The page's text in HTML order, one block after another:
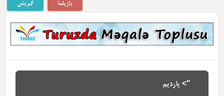
گیریش یازیلما
"> یاردیم